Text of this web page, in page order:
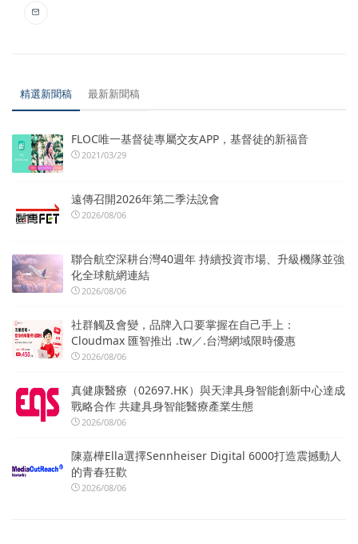
精選新聞稿 最新新聞稿
FLOC唯一基督徒專屬交友APP，基督徒的新福音
2021/03/29
遠傳召開2026年第二季法說會
2026/08/06
聯合航空深耕台灣40週年 持續投資市場、升級機隊並強
化全球航網連結
2026/08/06
社群觸及會變，品牌入口要掌握在自己手上：
Cloudmax 匯智推出 .tw／.台灣網域限時優惠
2026/08/06
真健康醫療（02697.HK）與天津具身智能創新中心達成
戰略合作 共建具身智能醫療產業生態
2026/08/06
陳嘉樺Ella選擇Sennheiser Digital 6000打造震撼動人
的青春狂歡
2026/08/06